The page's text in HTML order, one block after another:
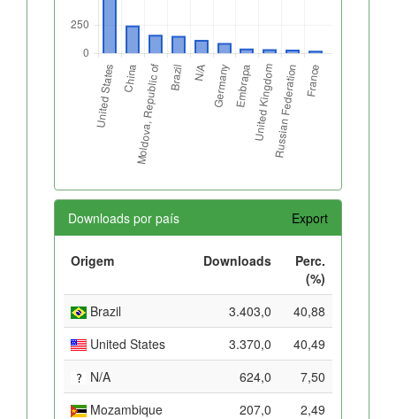
Downloads por país Export
Origem Downloads
Perc.
(%)
Brazil
3.403,0
40,88
United States
3.370,0
40,49
N/A
624,0
7,50
Mozambique
207,0
2,49